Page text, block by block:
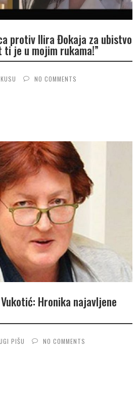
protiv Ilira Đokaja za ubistvo
ti je u mojim rukama!”
NO COMMENTS
Hronika najavljene
PIŠU NO COMMENTS